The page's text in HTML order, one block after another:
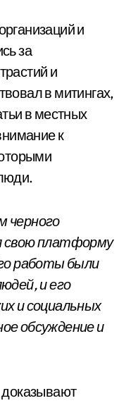
и
за
и
в митингах,
в местных
к
черного
свою платформу
работы были
и его
и социальных
обсуждение и